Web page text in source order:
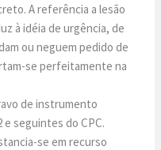
A referência a lesão
à idéia de urgência, de
ou neguem pedido de
se perfeitamente na
de instrumento
seguintes do CPC.
se em recurso